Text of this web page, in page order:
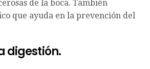
de la boca. También
que ayuda en la prevención del
digestión.